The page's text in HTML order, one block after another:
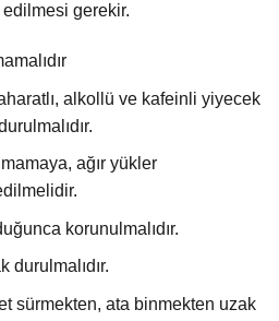
gerekir.
alkollü ve kafeinli yiyecek
ağır yükler
korunulmalıdır.
durulmalıdır.
sürmekten, ata binmekten uzak